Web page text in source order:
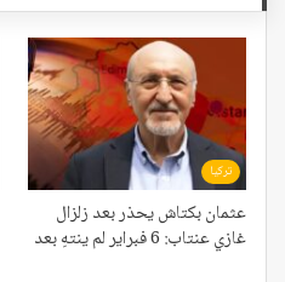
تركيا
عثمان بكتاش يحذر بعد زلزال
غازي عنتاب: 6 فبراير لم ينتهِ بعد